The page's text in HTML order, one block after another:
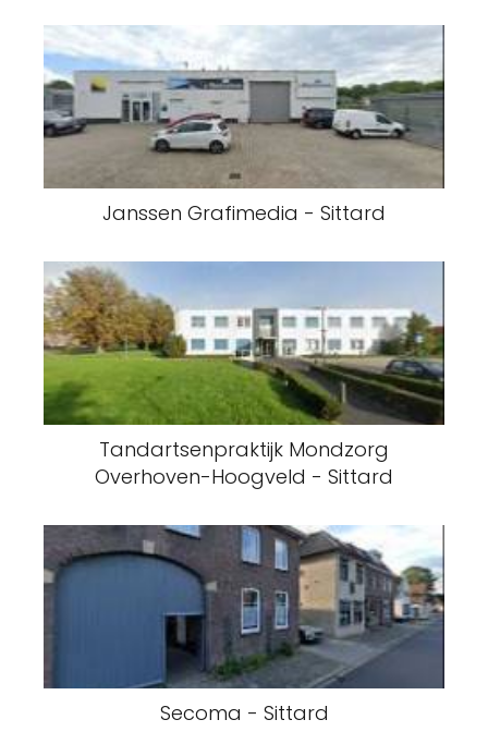
Janssen Grafimedia - Sittard
Tandartsenpraktijk Mondzorg
Overhoven-Hoogveld - Sittard
Secoma - Sittard